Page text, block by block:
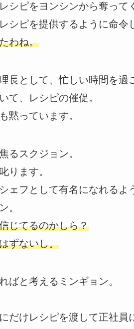
シピをヨンシンから奪って
シピを提供するように命令
わね。
長として、忙しい時間を過
て、レシピの催促。
黙っています。
るスクジョン。
ります。
ェフとして有名になれるよ
。
じてるのかしら？
ずないし。
ばと考えるミンギョン。
だけレシピを渡して正社員